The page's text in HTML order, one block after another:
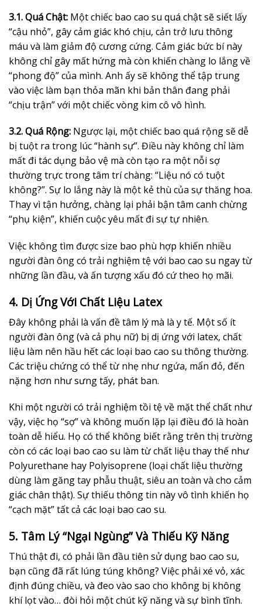
3.1. Quá Chật: Một chiếc bao cao su quá chật sẽ siết lấy
“cậu nhỏ”, gây cảm giác khó chịu, cản trở lưu thông
máu và làm giảm độ cương cứng. Cảm giác bức bí này
không chỉ gây mất hứng mà còn khiến chàng lo lắng về
“phong độ” của mình. Anh ấy sẽ không thể tập trung
vào việc làm bạn thỏa mãn khi bản thân đang phải
“chịu trận” với một chiếc vòng kim cô vô hình.
3.2. Quá Rộng: Ngược lại, một chiếc bao quá rộng sẽ dễ
bị tuột ra trong lúc “hành sự”. Điều này không chỉ làm
mất đi tác dụng bảo vệ mà còn tạo ra một nỗi sợ
thường trực trong tâm trí chàng: “Liệu nó có tuột
không?”. Sự lo lắng này là một kẻ thù của sự thăng hoa.
Thay vì tận hưởng, chàng lại phải bận tâm canh chừng
“phụ kiện”, khiến cuộc yêu mất đi sự tự nhiên.
Việc không tìm được size bao phù hợp khiến nhiều
người đàn ông có trải nghiệm tệ với bao cao su ngay từ
những lần đầu, và ấn tượng xấu đó cứ theo họ mãi.
4. Dị Ứng Với Chất Liệu Latex
Đây không phải là vấn đề tâm lý mà là y tế. Một số ít
người đàn ông (và cả phụ nữ) bị dị ứng với latex, chất
liệu làm nên hầu hết các loại bao cao su thông thường.
Các triệu chứng có thể từ nhẹ như ngứa, mẩn đỏ, đến
nặng hơn như sưng tấy, phát ban.
Khi một người có trải nghiệm tồi tệ về mặt thể chất như
vậy, việc họ “sợ” và không muốn lặp lại điều đó là hoàn
toàn dễ hiểu. Họ có thể không biết rằng trên thị trường
còn có các loại bao cao su làm từ chất liệu thay thế như
Polyurethane hay Polyisoprene (loại chất liệu thường
dùng làm găng tay phẫu thuật, siêu an toàn và cho cảm
giác chân thật). Sự thiếu thông tin này vô tình khiến họ
“cạch mặt” tất cả các loại bao cao su.
5. Tâm Lý “Ngại Ngùng” Và Thiếu Kỹ Năng
Thú thật đi, có phải lần đầu tiên sử dụng bao cao su,
bạn cũng đã rất lúng túng không? Việc phải xé vỏ, xác
định đúng chiều, và đeo vào sao cho không bị không
khí lọt vào… đòi hỏi một chút kỹ năng và sự bình tĩnh.